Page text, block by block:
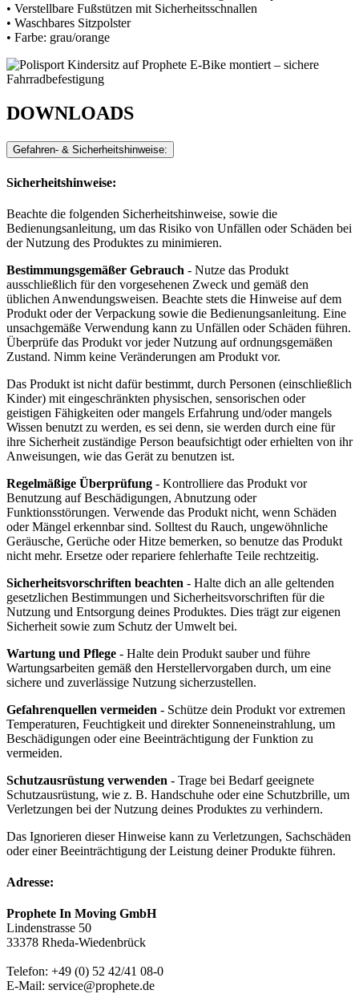
• Verstellbare Fußstützen mit Sicherheitsschnallen
• Waschbares Sitzpolster
• Farbe: grau/orange
DOWNLOADS
Gefahren- & Sicherheitshinweise:
Sicherheitshinweise:
Beachte die folgenden Sicherheitshinweise, sowie die
Bedienungsanleitung, um das Risiko von Unfällen oder Schäden bei
der Nutzung des Produktes zu minimieren.
Bestimmungsgemäßer Gebrauch - Nutze das Produkt
ausschließlich für den vorgesehenen Zweck und gemäß den
üblichen Anwendungsweisen. Beachte stets die Hinweise auf dem
Produkt oder der Verpackung sowie die Bedienungsanleitung. Eine
unsachgemäße Verwendung kann zu Unfällen oder Schäden führen.
Überprüfe das Produkt vor jeder Nutzung auf ordnungsgemäßen
Zustand. Nimm keine Veränderungen am Produkt vor.
Das Produkt ist nicht dafür bestimmt, durch Personen (einschließlich
Kinder) mit eingeschränkten physischen, sensorischen oder
geistigen Fähigkeiten oder mangels Erfahrung und/oder mangels
Wissen benutzt zu werden, es sei denn, sie werden durch eine für
ihre Sicherheit zuständige Person beaufsichtigt oder erhielten von ihr
Anweisungen, wie das Gerät zu benutzen ist.
Regelmäßige Überprüfung - Kontrolliere das Produkt vor
Benutzung auf Beschädigungen, Abnutzung oder
Funktionsstörungen. Verwende das Produkt nicht, wenn Schäden
oder Mängel erkennbar sind. Solltest du Rauch, ungewöhnliche
Geräusche, Gerüche oder Hitze bemerken, so benutze das Produkt
nicht mehr. Ersetze oder repariere fehlerhafte Teile rechtzeitig.
Sicherheitsvorschriften beachten - Halte dich an alle geltenden
gesetzlichen Bestimmungen und Sicherheitsvorschriften für die
Nutzung und Entsorgung deines Produktes. Dies trägt zur eigenen
Sicherheit sowie zum Schutz der Umwelt bei.
Wartung und Pflege - Halte dein Produkt sauber und führe
Wartungsarbeiten gemäß den Herstellervorgaben durch, um eine
sichere und zuverlässige Nutzung sicherzustellen.
Gefahrenquellen vermeiden - Schütze dein Produkt vor extremen
Temperaturen, Feuchtigkeit und direkter Sonneneinstrahlung, um
Beschädigungen oder eine Beeinträchtigung der Funktion zu
vermeiden.
Schutzausrüstung verwenden - Trage bei Bedarf geeignete
Schutzausrüstung, wie z. B. Handschuhe oder eine Schutzbrille, um
Verletzungen bei der Nutzung deines Produktes zu verhindern.
Das Ignorieren dieser Hinweise kann zu Verletzungen, Sachschäden
oder einer Beeinträchtigung der Leistung deiner Produkte führen.
Adresse:
Prophete In Moving GmbH
Lindenstrasse 50
33378 Rheda-Wiedenbrück
Telefon: +49 (0) 52 42/41 08-0
E-Mail: service@prophete.de